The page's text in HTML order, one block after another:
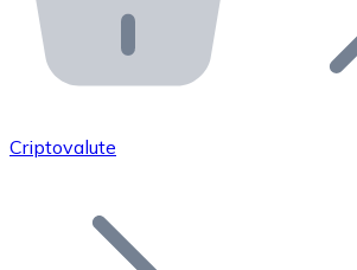
API Bitnovo
Integra la nostra API nel tuo
Unisciti alla nostra rete di
Aggiungi il token del tuo
Criptovalute